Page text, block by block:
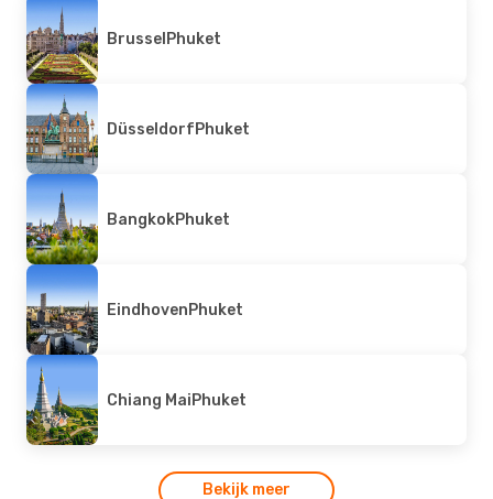
BrusselPhuket
DüsseldorfPhuket
BangkokPhuket
EindhovenPhuket
Chiang MaiPhuket
Bekijk meer